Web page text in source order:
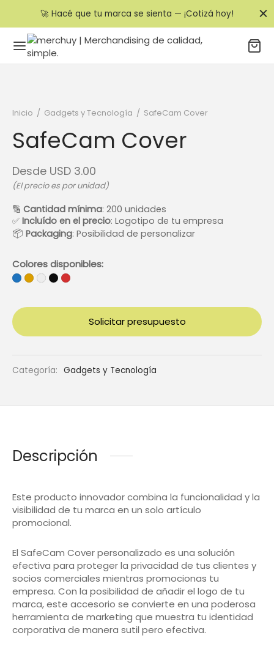
🚀 Hacé que tu marca se sienta — ¡Cotizá hoy!
Inicio / Gadgets y Tecnología / SafeCam Cover
SafeCam Cover
Desde USD 3.00
(El precio es por unidad)
🔢 Cantidad mínima: 200 unidades
✅ Incluído en el precio: Logotipo de tu empresa
📦 Packaging: Posibilidad de personalizar
Colores disponibles:
Solicitar presupuesto
Categoría: Gadgets y Tecnología
Descripción
Este producto innovador combina la funcionalidad y la
visibilidad de tu marca en un solo artículo
promocional.
El SafeCam Cover personalizado es una solución
efectiva para proteger la privacidad de tus clientes y
socios comerciales mientras promocionas tu
empresa. Con la posibilidad de añadir el logo de tu
marca, este accesorio se convierte en una poderosa
herramienta de marketing que muestra tu identidad
corporativa de manera sutil pero efectiva.